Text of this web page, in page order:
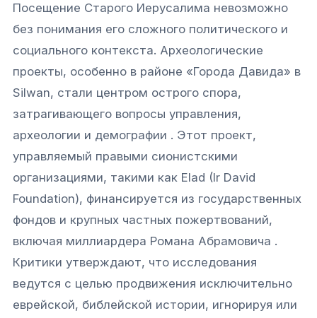
Посещение Старого Иерусалима невозможно
без понимания его сложного политического и
социального контекста. Археологические
проекты, особенно в районе «Города Давида» в
Silwan, стали центром острого спора,
затрагивающего вопросы управления,
археологии и демографии . Этот проект,
управляемый правыми сионистскими
организациями, такими как Elad (Ir David
Foundation), финансируется из государственных
фондов и крупных частных пожертвований,
включая миллиардера Романа Абрамовича .
Критики утверждают, что исследования
ведутся с целью продвижения исключительно
еврейской, библейской истории, игнорируя или